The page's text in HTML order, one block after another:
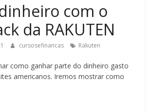
com o
da RAKUTEN
cursosefinancas Rakuten
como ganhar parte do dinheiro gasto
americanos. Iremos mostrar como